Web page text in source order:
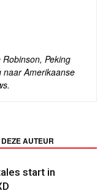
Peking
naar Amerikaanse
AUTEUR
start in